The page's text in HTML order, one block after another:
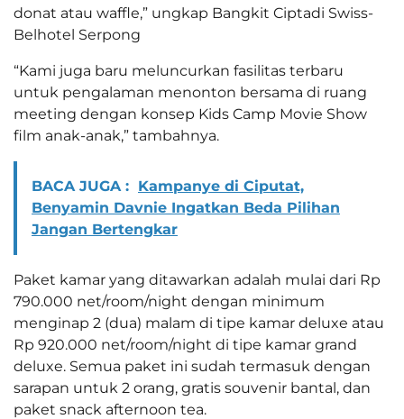
donat atau waffle,” ungkap Bangkit Ciptadi Swiss-
Belhotel Serpong
“Kami juga baru meluncurkan fasilitas terbaru
untuk pengalaman menonton bersama di ruang
meeting dengan konsep Kids Camp Movie Show
film anak-anak,” tambahnya.
BACA JUGA : Kampanye di Ciputat,
Benyamin Davnie Ingatkan Beda Pilihan
Jangan Bertengkar
Paket kamar yang ditawarkan adalah mulai dari Rp
790.000 net/room/night dengan minimum
menginap 2 (dua) malam di tipe kamar deluxe atau
Rp 920.000 net/room/night di tipe kamar grand
deluxe. Semua paket ini sudah termasuk dengan
sarapan untuk 2 orang, gratis souvenir bantal, dan
paket snack afternoon tea.